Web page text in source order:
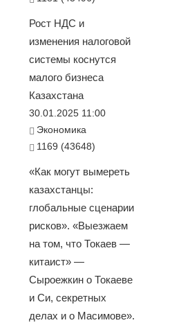
Рост НДС и
изменения налоговой
системы коснутся
малого бизнеса
Казахстана
30.01.2025 11:00
Экономика
1169 (43648)
«Как могут вымереть
казахстанцы:
глобальные сценарии
рисков». «Выезжаем
на том, что Токаев —
китаист» —
Сыроежкин о Токаеве
и Си, секретных
делах и о Масимове».